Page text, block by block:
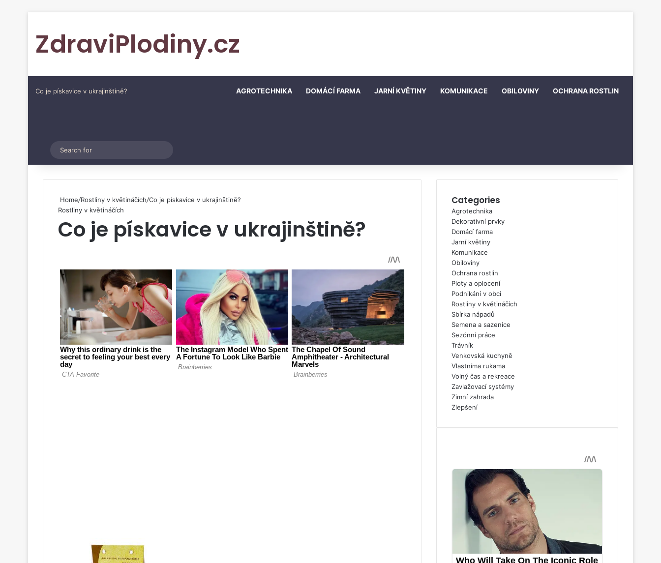
ZdraviPlodiny.cz
Co je pískavice v ukrajinštině? AGROTECHNIKA DOMÁCÍ FARMA JARNÍ KVĚTINY KOMUNIKACE OBILOVINY OCHRANA ROSTLIN
Switch skin
for
Home/Rostliny v květináčích/Co je pískavice v ukrajinštině?
Rostliny v květináčích
Co je pískavice v ukrajinštině?
Categories
Agrotechnika
Dekorativní prvky
Domácí farma
Jarní květiny
Komunikace
Obiloviny
Ochrana rostlin
Ploty a oplocení
Podnikání v obci
Rostliny v květináčích
Sbírka nápadů
Semena a sazenice
Sezónní práce
Trávník
Venkovská kuchyně
Vlastníma rukama
Volný čas a rekreace
Zavlažovací systémy
Zimní zahrada
Zlepšení